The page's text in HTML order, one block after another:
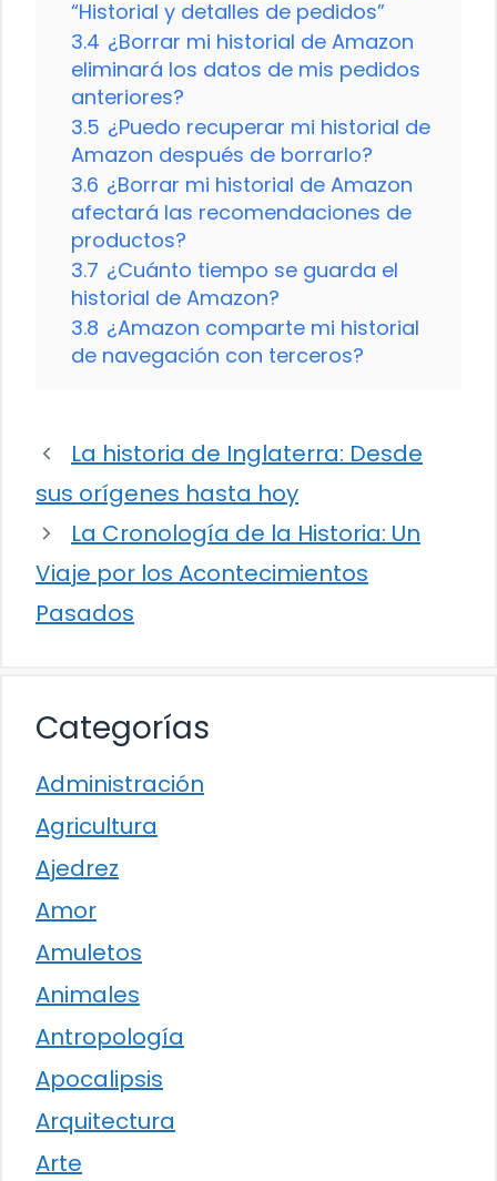
“Historial y detalles de pedidos”
3.4 ¿Borrar mi historial de Amazon
eliminará los datos de mis pedidos
anteriores?
3.5 ¿Puedo recuperar mi historial de
Amazon después de borrarlo?
3.6 ¿Borrar mi historial de Amazon
afectará las recomendaciones de
productos?
3.7 ¿Cuánto tiempo se guarda el
historial de Amazon?
3.8 ¿Amazon comparte mi historial
de navegación con terceros?
La historia de Inglaterra: Desde
sus orígenes hasta hoy
La Cronología de la Historia: Un
Viaje por los Acontecimientos
Pasados
Categorías
Administración
Agricultura
Ajedrez
Amor
Amuletos
Animales
Antropología
Apocalipsis
Arquitectura
Arte